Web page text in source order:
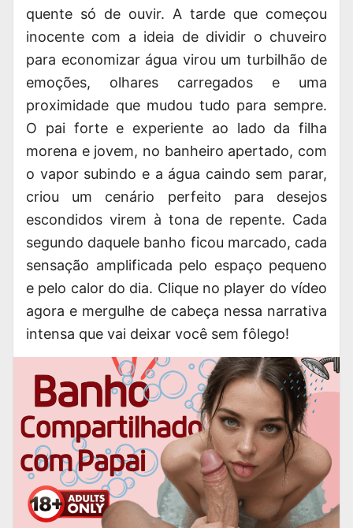
quente só de ouvir. A tarde que começou
inocente com a ideia de dividir o chuveiro
para economizar água virou um turbilhão de
emoções, olhares carregados e uma
proximidade que mudou tudo para sempre.
O pai forte e experiente ao lado da filha
morena e jovem, no banheiro apertado, com
o vapor subindo e a água caindo sem parar,
criou um cenário perfeito para desejos
escondidos virem à tona de repente. Cada
segundo daquele banho ficou marcado, cada
sensação amplificada pelo espaço pequeno
e pelo calor do dia. Clique no player do vídeo
agora e mergulhe de cabeça nessa narrativa
intensa que vai deixar você sem fôlego!